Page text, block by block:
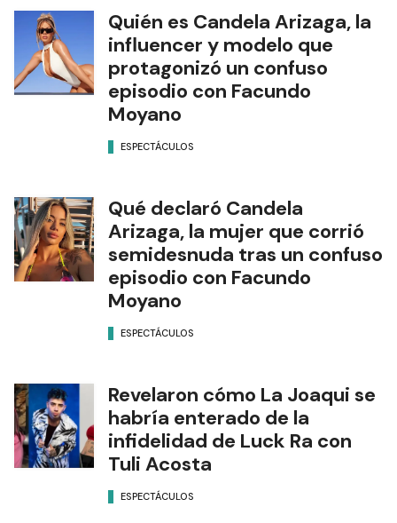
Quién es Candela Arizaga, la
influencer y modelo que
protagonizó un confuso
episodio con Facundo
Moyano
ESPECTÁCULOS
Qué declaró Candela
Arizaga, la mujer que corrió
semidesnuda tras un confuso
episodio con Facundo
Moyano
ESPECTÁCULOS
Revelaron cómo La Joaqui se
habría enterado de la
infidelidad de Luck Ra con
Tuli Acosta
ESPECTÁCULOS